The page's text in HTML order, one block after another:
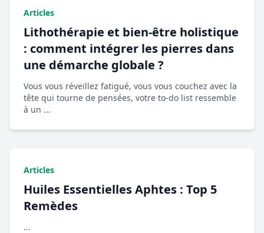
Articles
Lithothérapie et bien-être holistique
: comment intégrer les pierres dans
une démarche globale ?
Vous vous réveillez fatigué, vous vous couchez avec la
tête qui tourne de pensées, votre to-do list ressemble
à un ...
Articles
Huiles Essentielles Aphtes : Top 5
Remèdes
...